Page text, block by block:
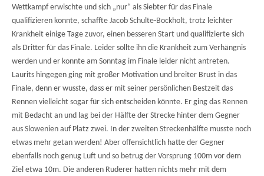
Wettkampf erwischte und sich „nur“ als Siebter für das Finale
qualifizieren konnte, schaffte Jacob Schulte-Bockholt, trotz leichter
Krankheit einige Tage zuvor, einen besseren Start und qualifizierte sich
als Dritter für das Finale. Leider sollte ihn die Krankheit zum Verhängnis
werden und er konnte am Sonntag im Finale leider nicht antreten.
Laurits hingegen ging mit großer Motivation und breiter Brust in das
Finale, denn er wusste, dass er mit seiner persönlichen Bestzeit das
Rennen vielleicht sogar für sich entscheiden könnte. Er ging das Rennen
mit Bedacht an und lag bei der Hälfte der Strecke hinter dem Gegner
aus Slowenien auf Platz zwei. In der zweiten Streckenhälfte musste noch
etwas mehr getan werden! Aber offensichtlich hatte der Gegner
ebenfalls noch genug Luft und so betrug der Vorsprung 100m vor dem
Ziel etwa 10m. Die anderen Ruderer hatten nichts mehr mit dem